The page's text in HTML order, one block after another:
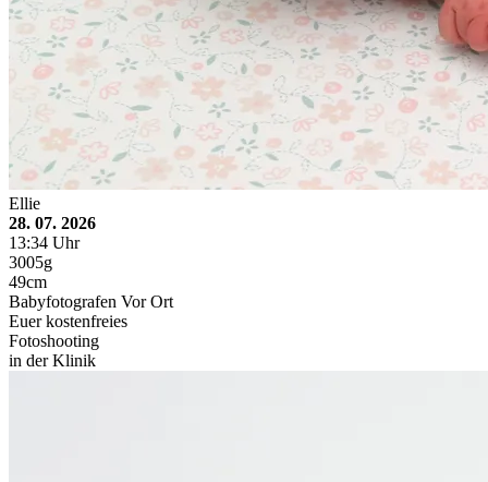
Ellie
28. 07. 2026
13:34 Uhr
3005g
49cm
Babyfotografen Vor Ort
Euer kostenfreies
Fotoshooting
in der Klinik